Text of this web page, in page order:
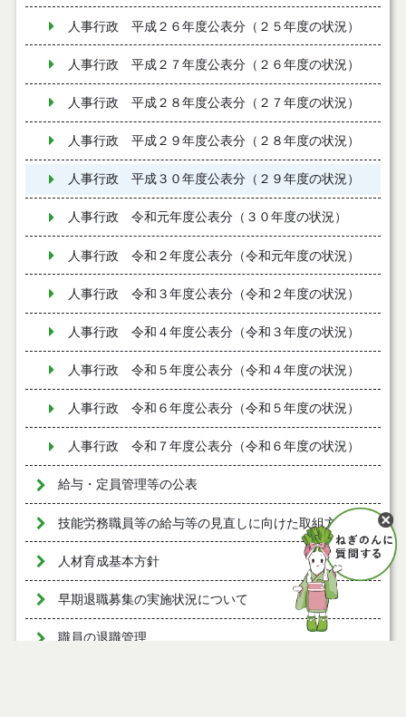
人事行政 平成２６年度公表分（２５年度の状況）
人事行政 平成２７年度公表分（２６年度の状況）
人事行政 平成２８年度公表分（２７年度の状況）
人事行政 平成２９年度公表分（２８年度の状況）
人事行政 平成３０年度公表分（２９年度の状況）
人事行政 令和元年度公表分（３０年度の状況）
人事行政 令和２年度公表分（令和元年度の状況）
人事行政 令和３年度公表分（令和２年度の状況）
人事行政 令和４年度公表分（令和３年度の状況）
人事行政 令和５年度公表分（令和４年度の状況）
人事行政 令和６年度公表分（令和５年度の状況）
人事行政 令和７年度公表分（令和６年度の状況）
給与・定員管理等の公表
技能労務職員等の給与等の見直しに向けた取組方針
人材育成基本方針
早期退職募集の実施状況について
職員の退職管理